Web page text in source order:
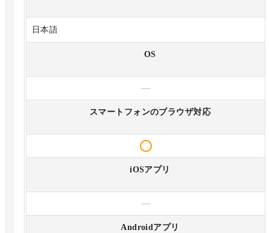
日本語
OS
—
スマートフォンのブラウザ対応
iOSアプリ
—
Androidアプリ